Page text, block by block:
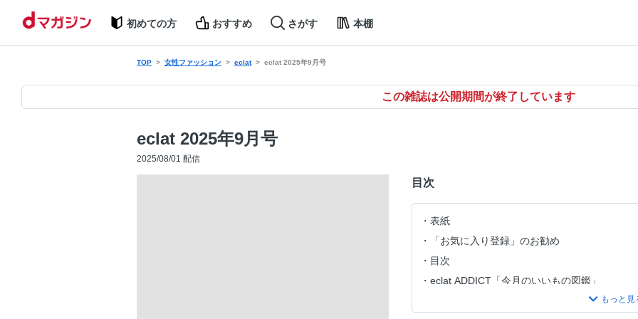
初めての方 おすすめ さがす 本棚
TOP 女性ファッション eclat eclat 2025年9月号
この雑誌は公開期間が終了しています
eclat 2025年9月号
2025/08/01 配信
目次
表紙
「お気に入り登録」のお勧め
目次
eclat ADDICT「今月のいいもの図鑑」
eclat COSMETICS 安倍佐和子 肌未来が輝